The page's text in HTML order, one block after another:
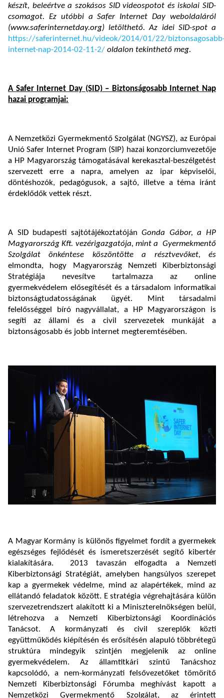
készít, beleértve a szokásos SID videospotot és iskolai SID-
csomagot. Ez utóbbi a Safer Internet Day weboldaláról
(www.saferinternetday.org) letölthető. Az idei SID-spot a
https://saferinternet.hu/videok/2014/01/22/
internet-nap-2014-02-11-2/ oldalon tekinthető meg.
A Safer Internet Day (SID) – Biztonságosabb Internet Nap
hazai programjai:
A Nemzetközi Gyermekmentő Szolgálat (NGYSZ), az Európai
Unió Safer Internet Program (SIP) hazai konzorciumvezetője
a HP Magyarország támogatásával kerekasztal-beszélgetést
szervezett erre a napra, amelyen az ipar képviselői,
döntéshozók, pedagógusok, a sajtó, illetve a téma iránt
érdeklődők vettek részt.
A SID budapesti sajtótájékoztatójánGonda Gábor, a HP
Magyarország Kft. vezérigazgatója, mint a Gyermekmentő
Szolgálat önkéntese köszöntötte a résztvevőket, és
elmondta, hogy Magyarország Nemzeti Kiberbiztonsági
Stratégiája nevesítve tartalmazza az online
gyermekvédelem elősegítését és a társadalom informatikai
biztonságtudatosságának ügyét. Mint társadalmi
felelősséggel bíró nagyvállalat, a HP Magyarországon is
segíti az állami és a civil szervezetek munkáját a
biztonságosabb és jobb internet megteremtésében.
A Magyar Kormány is különös figyelmet fordít a gyermekek
egészséges fejlődését és ismeretszerzését segítő kibertér
kialakítására. 2013 tavaszán elfogadta a Nemzeti
Kiberbiztonsági Stratégiát, amelyben hangsúlyos szerepet
kap a gyermekek védelme, mind az alapértékek, mind az
ellátandó feladatok között. E stratégia végrehajtására külön
szervezetrendszert alakított ki a Miniszterelnökségen belül,
létrehozva a Nemzeti Kiberbiztonsági Koordinációs
Tanácsot. A kormányzati és civil szereplők közti
együttműködés kiépítésén és erősítésén alapuló többrétegű
struktúra mindegyik szintjén megjelenik az online
gyermekvédelem. Az államtitkári szintű Tanácshoz
kapcsolódó, a nem-kormányzati felsővezetőket tömörítő
Nemzeti Kiberbiztonsági Fórumba meghívást kapott a
Nemzetközi Gyermekmentő Szolgálat, az érintett